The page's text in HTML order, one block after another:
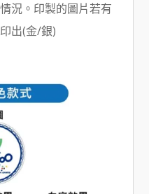
況。印製的圖片若有
出(金/銀)